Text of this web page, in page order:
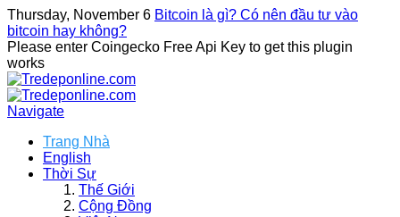
Thursday, November 6 Bitcoin là gì? Có nên đầu tư vào
bitcoin hay không?
Please enter Coingecko Free Api Key to get this plugin
works
Navigate
Trang Nhà
English
Thời Sự
Thế Giới
Cộng Đồng